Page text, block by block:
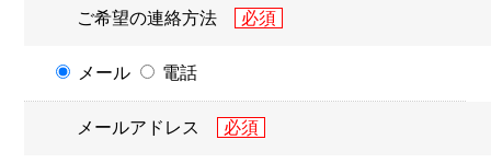
ご希望の連絡方法
メール 電話
メールアドレス